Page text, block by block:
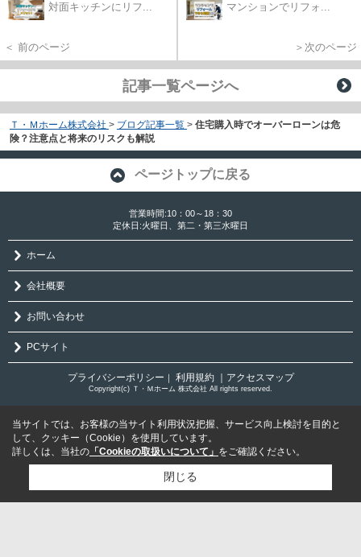
対面キッチンにリフ...
＜ 前のページ
マンションでリフォ...
＞次のページ
記事一覧ページへ
Ｔ・Ｍホーム株式会社 > ブログ記事一覧 > 住宅購入時でオーバーローンは危
険？注意点と将来のリスクも解説
ページトップに戻る
営業時間:10：00～18：30
定休日:火曜日、第二・第三水曜日
ホーム
会社概要
お問い合わせ
PCサイト
プライバシーポリシー ｜ 利用規約 ｜アクセスマップ
Copyright(c) Ｔ・Ｍホーム 株式会社 All rights reserved.
当サイトでは、お客様の当サイト利用状況把握、サービス向上検討を目的と
して、クッキー（Cookie）を使用しています。
詳しくは、当社の 「Cookieの取扱いについて」 をご確認ください。
閉じる